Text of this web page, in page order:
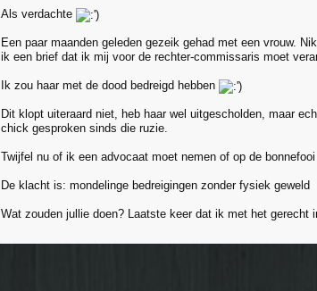
Als verdachte
Een paar maanden geleden gezeik gehad met een vrouw.
ik een brief dat ik mij voor de rechter-commissaris moet
Ik zou haar met de dood bedreigd hebben
Dit klopt uiteraard niet, heb haar wel uitgescholden, maar
chick gesproken sinds die ruzie.
Twijfel nu of ik een advocaat moet nemen of op de
De klacht is: mondelinge bedreigingen zonder fysiek geweld
Wat zouden jullie doen? Laatste keer dat ik met het gerecht